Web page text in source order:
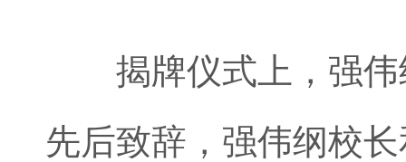
揭牌仪式上，强伟
先后致辞，强伟纲校